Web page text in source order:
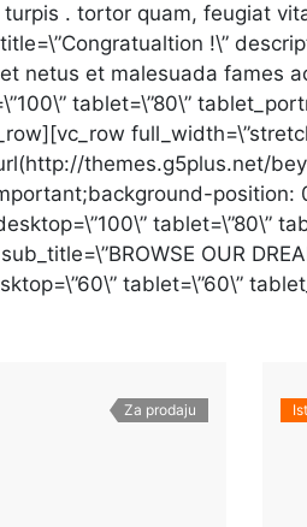
. tortor quam, feugiat
!\”
netus et malesuada fames
tablet=\”80\”
themes.g5plus.net/
tablet=\”80\”
OUR
tablet=\”60\”
Za prodaju